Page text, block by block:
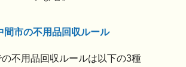
間市の不用品回収ルール
不用品回収ルールは以下の3種